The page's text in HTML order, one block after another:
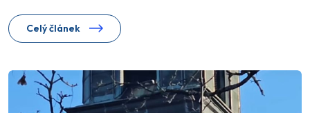
Celý článek